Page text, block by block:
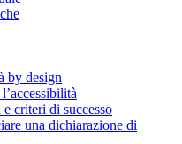
by design
criteri di successo
una dichiarazione di